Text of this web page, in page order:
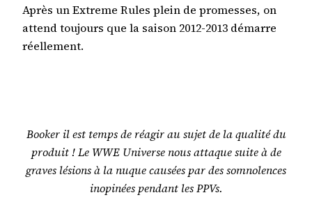
Après un Extreme Rules plein de promesses, on
attend toujours que la saison 2012-2013 démarre
réellement.
Booker il est temps de réagir au sujet de la qualité du
produit ! Le WWE Universe nous attaque suite à de
graves lésions à la nuque causées par des somnolences
inopinées pendant les PPVs.